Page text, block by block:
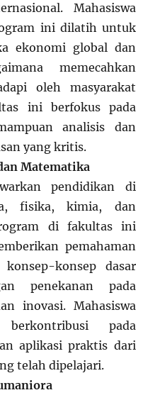
Mahasiswa
ini dilatih untuk
ekonomi global dan
memecahkan
oleh masyarakat
ini berfokus pada
analisis dan
yang kritis.
Matematika
pendidikan di
fisika, kimia, dan
di fakultas ini
pemahaman
konsep dasar
penekanan pada
inovasi. Mahasiswa
pada
aplikasi praktis dari
telah dipelajari.